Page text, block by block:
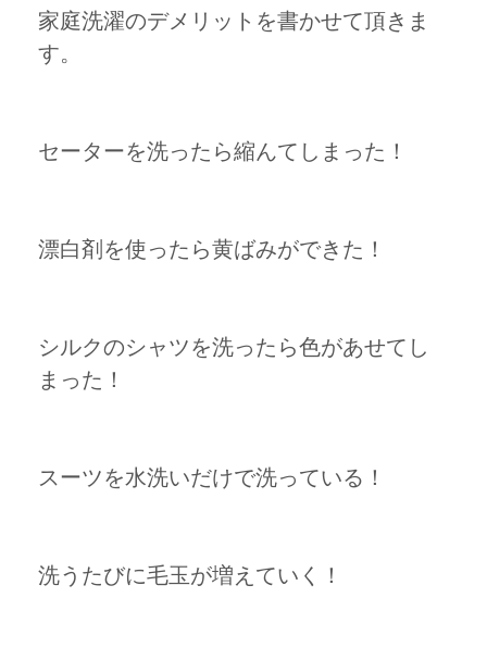
家庭洗濯のデメリットを書かせて頂きま
す。
セーターを洗ったら縮んてしまった！
漂白剤を使ったら黄ばみができた！
シルクのシャツを洗ったら色があせてし
まった！
スーツを水洗いだけで洗っている！
洗うたびに毛玉が増えていく！